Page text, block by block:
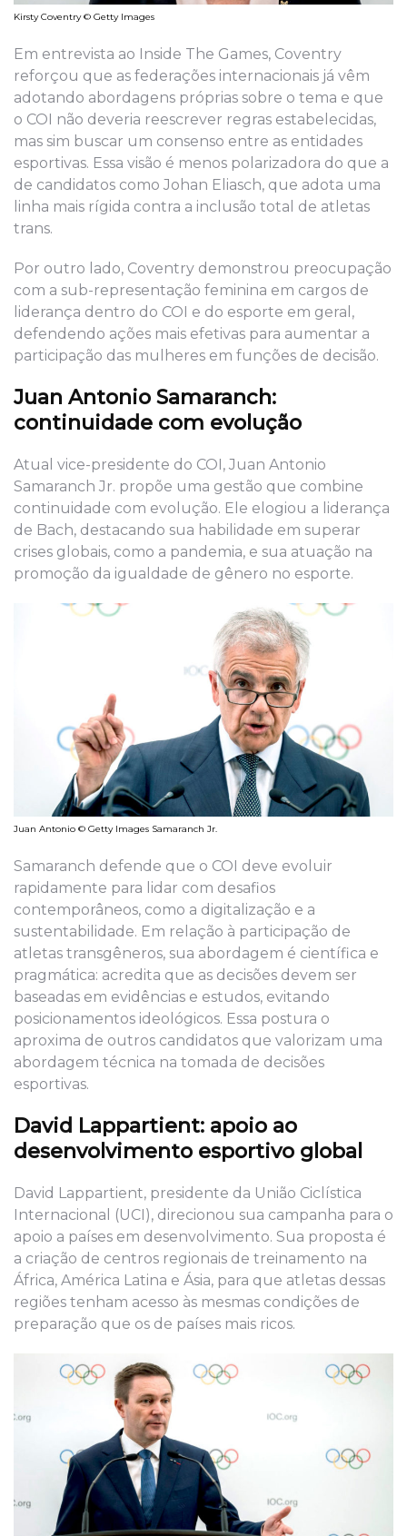
Kirsty Coventry © Getty Images
Em entrevista ao Inside The Games, Coventry
reforçou que as federações internacionais já vêm
adotando abordagens próprias sobre o tema e que
o COI não deveria reescrever regras estabelecidas,
mas sim buscar um consenso entre as entidades
esportivas. Essa visão é menos polarizadora do que a
de candidatos como Johan Eliasch, que adota uma
linha mais rígida contra a inclusão total de atletas
trans.
Por outro lado, Coventry demonstrou preocupação
com a sub-representação feminina em cargos de
liderança dentro do COI e do esporte em geral,
defendendo ações mais efetivas para aumentar a
participação das mulheres em funções de decisão.
Juan Antonio Samaranch:
continuidade com evolução
Atual vice-presidente do COI, Juan Antonio
Samaranch Jr. propõe uma gestão que combine
continuidade com evolução. Ele elogiou a liderança
de Bach, destacando sua habilidade em superar
crises globais, como a pandemia, e sua atuação na
promoção da igualdade de gênero no esporte.
Juan Antonio © Getty Images Samaranch Jr.
Samaranch defende que o COI deve evoluir
rapidamente para lidar com desafios
contemporâneos, como a digitalização e a
sustentabilidade. Em relação à participação de
atletas transgêneros, sua abordagem é científica e
pragmática: acredita que as decisões devem ser
baseadas em evidências e estudos, evitando
posicionamentos ideológicos. Essa postura o
aproxima de outros candidatos que valorizam uma
abordagem técnica na tomada de decisões
esportivas.
David Lappartient: apoio ao
desenvolvimento esportivo global
David Lappartient, presidente da União Ciclística
Internacional (UCI), direcionou sua campanha para o
apoio a países em desenvolvimento. Sua proposta é
a criação de centros regionais de treinamento na
África, América Latina e Ásia, para que atletas dessas
regiões tenham acesso às mesmas condições de
preparação que os de países mais ricos.